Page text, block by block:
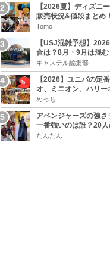
【2026夏】ディズニ
販売状況&値段まとめ
をチェック
Tomo
【USJ混雑予想】
合は？8月・9月は混
時間アプリも
キャステル編集部
【2026】ユニバの定
オ、ミニオン、ハリ
ックパーク、セサミ、
報
めっち
アベンジャーズの強
一番強いのは誰？20人
だんだん